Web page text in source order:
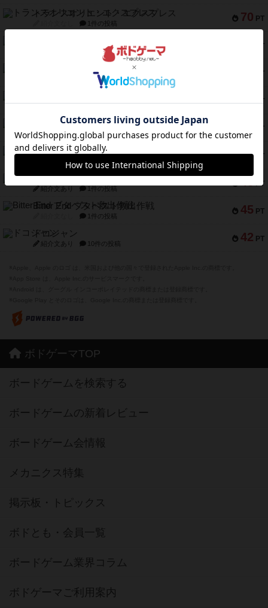
70 PT
トランスオリエント・エクスプレス
1件の投稿
PT
1件の投稿
PT
キャプテン・フリップ：イスラ・ボンバ
2件の投稿
PT
紹介文あり 1件の投稿
PT
エコーズ・オブ・タイム
紹介文なし 8件の投稿
45 PT
スカルキング
紹介文あり 12件の投稿
PT
海兵隊
紹介文あり 1件の投稿
45 PT
Bitter End ブタペスト救出作戦
1件の投稿
42 PT
ドコジャン
紹介文あり 10件の投稿
ボドゲーマTOP
ボードゲームを検索する
ボードゲームの新着レビュー
ボードゲーム会情報
メカニクス特集
掲示板・トピックス
ボドとも・会員一覧
ボードゲーム業界コラム
ボドゲーマご利用案内